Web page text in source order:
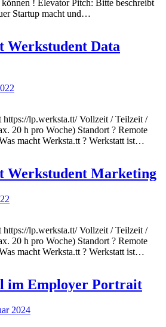
! Elevator Pitch: Bitte beschreibt
Startup macht und…
Werkstudent Data
https://lp.werksta.tt/ Vollzeit / Teilzeit /
20 h pro Woche) Standort ? Remote
macht Werksta.tt ? Werkstatt ist…
Werkstudent Marketing
https://lp.werksta.tt/ Vollzeit / Teilzeit /
20 h pro Woche) Standort ? Remote
macht Werksta.tt ? Werkstatt ist…
im Employer Portrait
2024